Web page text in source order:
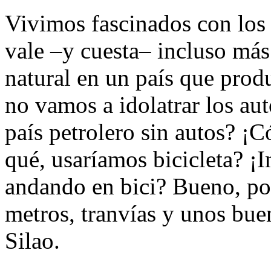
Vivimos fascinados con
vale –y cuesta– incluso
natural en un país que
no vamos a idolatrar los
país petrolero sin autos?
qué, usaríamos bicicleta?
andando en bici? Bueno,
metros, tranvías y unos
Silao.